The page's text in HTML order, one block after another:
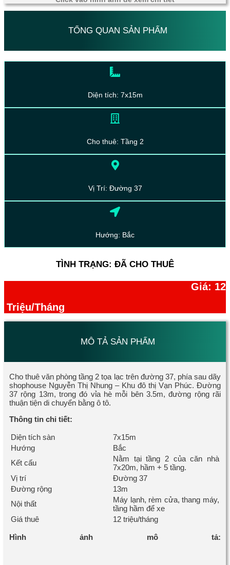
TỔNG QUAN SẢN PHẨM
Diện tích: 7x15m
Cho thuê: Tầng 2
Vị Trí: Đường 37
Hướng: Bắc
TÌNH TRẠNG: ĐÃ CHO THUÊ
Giá: 12
Triệu/Tháng
MÔ TẢ SẢN PHẨM
Cho thuê văn phòng tầng 2 tọa lạc trên đường 37, phía sau dãy
shophouse Nguyễn Thị Nhung – Khu đô thị Vạn Phúc. Đường
37 rộng 13m, trong đó vỉa hè mỗi bên 3.5m, đường rộng rãi
thuận tiện di chuyển bằng ô tô.
Thông tin chi tiết:
Diện tích sàn
7x15m
Hướng
Bắc
Kết cấu
Nằm tại tầng 2 của căn nhà
7x20m, hầm + 5 tầng.
Vị trí
Đường 37
Đường rộng
13m
Nội thất
Máy lạnh, rèm cửa, thang máy,
tầng hầm để xe
Giá thuê
12 triệu/tháng
Hình ảnh mô tả: